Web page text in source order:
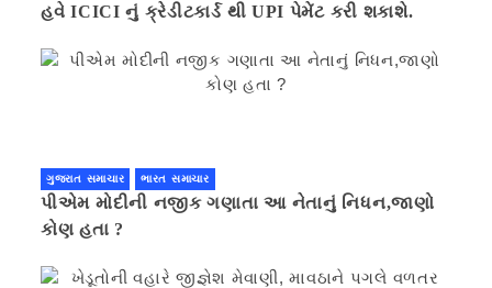
હવે ICICI નું ક્રેડીટકાર્ડ થી UPI પેમેંટ કરી શકાશે.
ગુજરાત સમાચાર ભારત સમાચાર
પીએમ મોદીની નજીક ગણાતા આ નેતાનું નિધન,જાણો
કોણ હતા ?